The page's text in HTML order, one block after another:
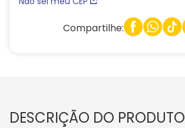
Compartilhe:
DESCRIÇÃO DO PRODUTO